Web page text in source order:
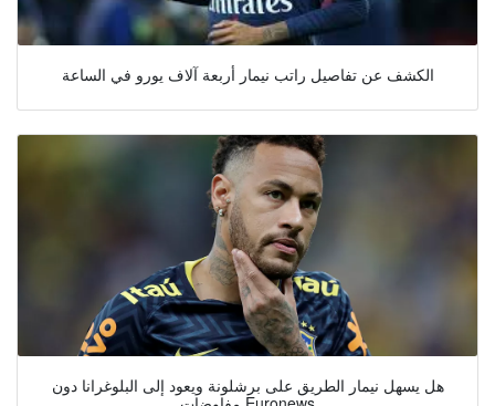
الكشف عن تفاصيل راتب نيمار أربعة آلاف يورو في الساعة
هل يسهل نيمار الطريق على برشلونة ويعود إلى البلوغرانا دون